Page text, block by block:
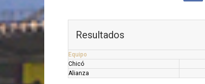
Resultados
Equipo
Chicó
Alianza